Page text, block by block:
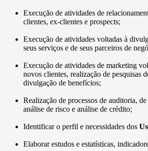
Execução de atividades de
clientes, ex-clientes e prospects;
Execução de atividades voltadas à
seus serviços e de seus parceiros de
Execução de atividades de marketing
novos clientes, realização de pesquisas
divulgação de benefícios;
Realização de processos de auditoria,
análise de risco e análise de crédito;
Identificar o perfil e necessidades dos
Elaborar estudos e estatísticas,